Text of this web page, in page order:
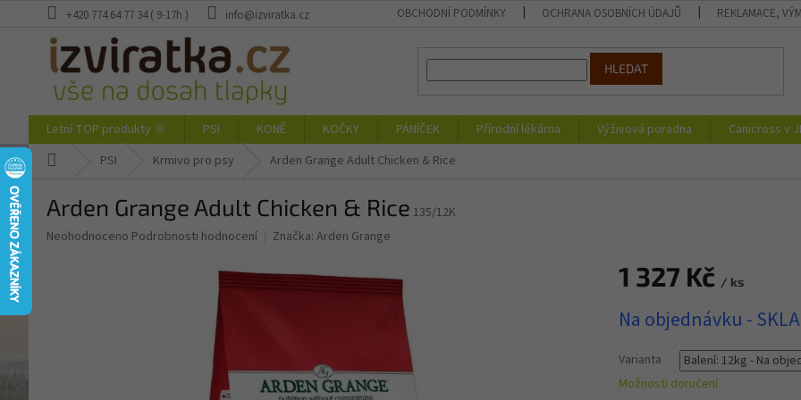
+420 774 64 77 34 ( 9-17h ) info@izviratka.cz OBCHODNÍ PODMÍNKY OCHRANA OSOBNÍCH ÚDAJŮ REKLAMACE,
HLEDAT
Letní TOP produkty 🌞 PSI KONĚ KOČKY PÁNÍČEK Přírodní lékárna Výživová poradna Canicross v
PSI Krmivo pro psy Arden Grange Adult Chicken & Rice
Arden Grange Adult Chicken & Rice 135/12K
Průměrné
Neohodnoceno Podrobnosti hodnocení Značka: Arden Grange
1 327 Kč / ks
cena:
Na objednávku -
Varianta
Možnosti doručení